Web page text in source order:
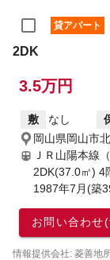
貸アパート
2DK
3.5万円
敷 なし
岡山県岡山市
ＪＲ山陽本線
2DK(37.0㎡) 4
1987年7月(築
お問い合わせ
情報提供会社: 菱善地